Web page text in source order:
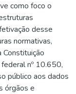
como foco o
desse
normativas,
nº 10.650,
público aos dados
órgãos e